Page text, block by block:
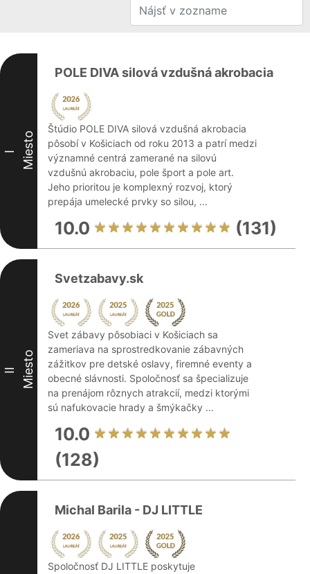
I Miesto
POLE DIVA silová vzdušná akrobacia
Štúdio POLE DIVA silová vzdušná akrobacia
pôsobí v Košiciach od roku 2013 a patrí medzi
významné centrá zamerané na silovú
vzdušnú akrobaciu, pole šport a pole art.
Jeho prioritou je komplexný rozvoj, ktorý
prepája umelecké prvky so silou, ...
10.0 (131)
II Miesto
Svetzabavy.sk
Svet zábavy pôsobiaci v Košiciach sa
zameriava na sprostredkovanie zábavných
zážitkov pre detské oslavy, firemné eventy a
obecné slávnosti. Spoločnosť sa špecializuje
na prenájom rôznych atrakcií, medzi ktorými
sú nafukovacie hrady a šmýkačky ...
10.0
(128)
Michal Barila - DJ LITTLE
Spoločnosť DJ LITTLE poskytuje